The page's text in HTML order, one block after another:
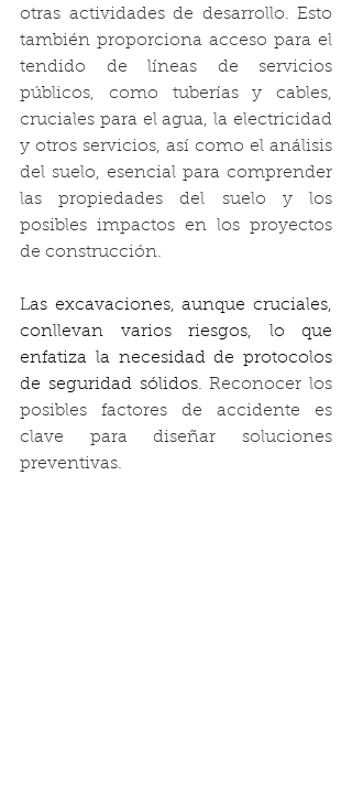
otras actividades de desarrollo. Esto
también proporciona acceso para el
tendido de líneas de servicios
públicos, como tuberías y cables,
cruciales para el agua, la electricidad
y otros servicios, así como el análisis
del suelo, esencial para comprender
las propiedades del suelo y los
posibles impactos en los proyectos
de construcción.
Las excavaciones, aunque cruciales,
conllevan varios riesgos, lo que
enfatiza la necesidad de protocolos
de seguridad sólidos. Reconocer los
posibles factores de accidente es
clave para diseñar soluciones
preventivas.